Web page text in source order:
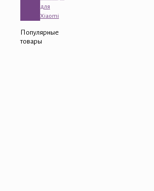
для
Xiaomi
Популярные
товары